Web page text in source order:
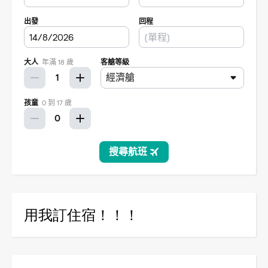
用我訂住宿！！！